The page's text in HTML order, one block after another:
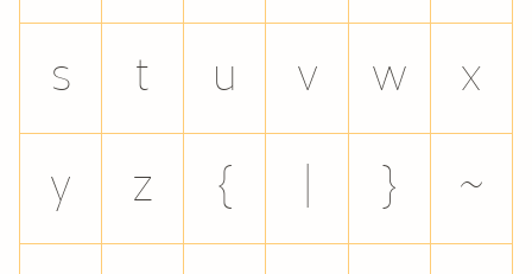
s t u v w x
y z { } ~